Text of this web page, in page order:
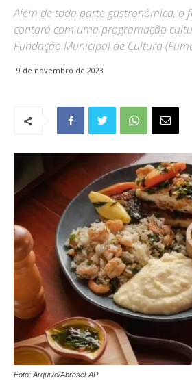
Além de toda parte gastronômica, o
contará com uma programação
Fundação Municipal de Cultura
9 de novembro de 2023
Foto: Arquivo/Abrasel-AP